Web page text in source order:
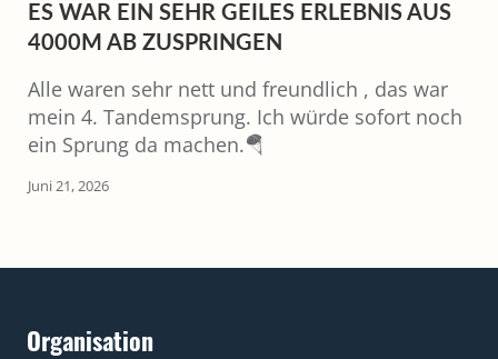
ES WAR EIN SEHR GEILES ERLEBNIS AUS
4000M AB ZUSPRINGEN
Alle waren sehr nett und freundlich , das war
mein 4. Tandemsprung. Ich würde sofort noch
ein Sprung da machen.🪂
Juni 21, 2026
Organisation